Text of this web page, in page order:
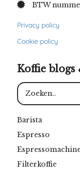
BTW
Privacy policy
Cookie policy
Koffie blogs
Barista
Espresso
Filterkoffie